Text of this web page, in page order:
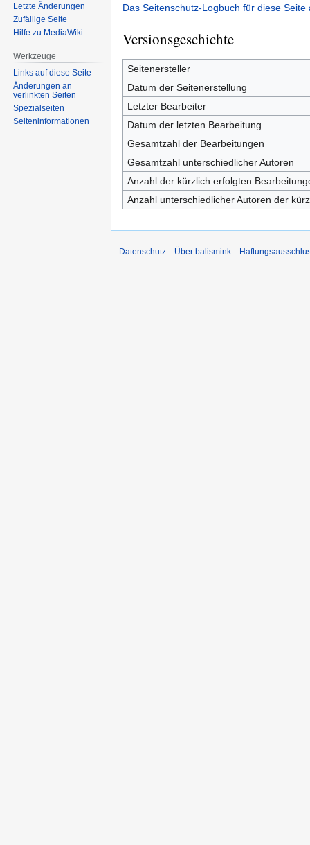
Das Seitenschutz-Logbuch für diese Seite
Versionsgeschichte
Seitenersteller
Datum der Seitenerstellung
Letzter Bearbeiter
Datum der letzten Bearbeitung
Gesamtzahl der Bearbeitungen
Gesamtzahl unterschiedlicher Autoren
Anzahl der kürzlich erfolgten
Anzahl unterschiedlicher Autoren der
Letzte Änderungen
Zufällige Seite
Hilfe zu MediaWiki
Werkzeuge
Links auf diese Seite
Änderungen an
verlinkten Seiten
Spezialseiten
Seiten­­informationen
Datenschutz Über balismink